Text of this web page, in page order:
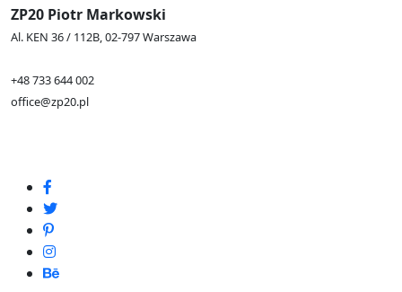
ZP20 Piotr Markowski
Al. KEN 36 / 112B, 02-797 Warszawa
+48 733 644 002
office@zp20.pl